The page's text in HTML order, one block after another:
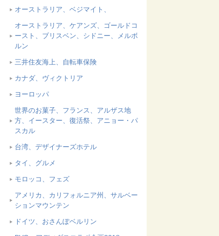
オーストラリア、ベジマイト、
オーストラリア、ケアンズ、ゴールドコ
ースト、ブリスベン、シドニー、メルボ
ルン
三井住友海上、自転車保険
カナダ、ヴィクトリア
ヨーロッパ
世界のお菓子、フランス、アルザス地
方、イースター、復活祭、アニョー・パ
スカル
台湾、デザイナーズホテル
タイ、グルメ
モロッコ、フェズ
アメリカ、カリフォルニア州、サルベー
ションマウンテン
ドイツ、おさんぽベルリン